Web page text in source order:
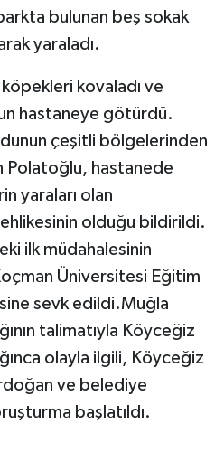
bulunan beş sokak
yaraladı.
kovaladı ve
hastaneye götürdü.
çeşitli bölgelerinden
Polatoğlu, hastanede
yaraları olan
olduğu bildirildi.
ilk müdahalesinin
Üniversitesi Eğitim
sevk edildi.Muğla
talimatıyla Köyceğiz
olayla ilgili, Köyceğiz
ve belediye
başlatıldı.